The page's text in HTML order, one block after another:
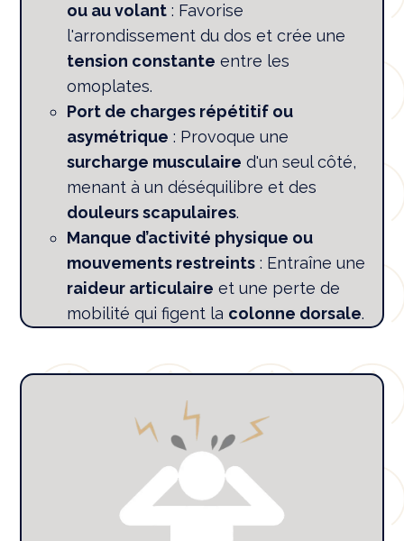
ou au volant : Favorise
l'arrondissement du dos et crée une
tension constante entre les
omoplates.
Port de charges répétitif ou
asymétrique : Provoque une
surcharge musculaire d'un seul côté,
menant à un déséquilibre et des
douleurs scapulaires.
Manque d’activité physique ou
mouvements restreints : Entraîne une
raideur articulaire et une perte de
mobilité qui figent la colonne dorsale.